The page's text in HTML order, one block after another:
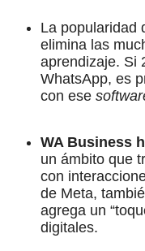
La popularidad
elimina las
aprendizaje. Si
WhatsApp, es
con ese
WA Business
un ámbito que
con
de Meta,
agrega un
digitales.